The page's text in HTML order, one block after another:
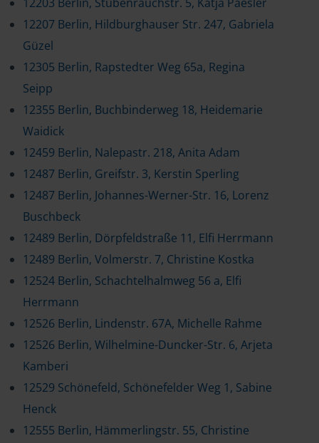
12207 Berlin, Hildburghauser Str. 247, Gabriela
Güzel
12305 Berlin, Rapstedter Weg 65a, Regina
Seipp
12355 Berlin, Buchbinderweg 18, Heidemarie
Waidick
12459 Berlin, Nalepastr. 218, Anita Adam
12487 Berlin, Greifstr. 3, Kerstin Sperling
12487 Berlin, Johannes-Werner-Str. 16, Lorenz
Buschbeck
12489 Berlin, Dörpfeldstraße 11, Elfi Herrmann
12489 Berlin, Volmerstr. 7, Christine Kostka
12524 Berlin, Schachtelhalmweg 56 a, Elfi
Herrmann
12526 Berlin, Lindenstr. 67A, Michelle Rahme
12526 Berlin, Wilhelmine-Duncker-Str. 6, Arjeta
Kamberi
12529 Schönefeld, Schönefelder Weg 1, Sabine
Henck
12555 Berlin, Hämmerlingstr. 55, Christine